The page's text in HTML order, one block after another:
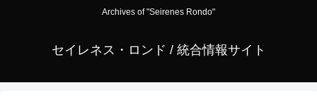
Archives of "Seirenes Rondo"
セイレネス・ロンド / 統合情報サイト